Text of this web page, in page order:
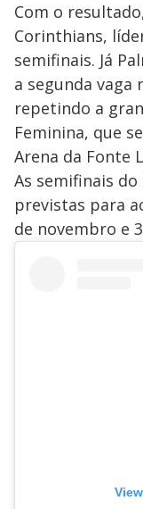
Com o
Corinthians,
semifinais. Já
a segunda vaga
repetindo a
Feminina, que
Arena da Fonte
As semifinais
previstas para
de novembro e